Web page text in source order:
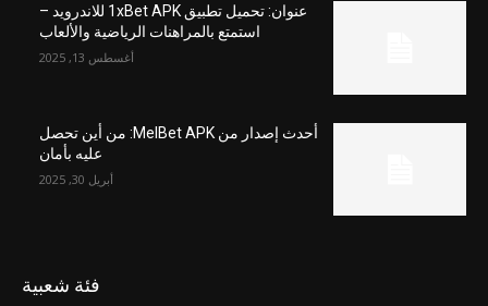
عنوان: تحميل تطبيق 1xBet APK للاندرويد –
استمتع بالمراهنات الرياضية والألعاب
أغسطس 13, 2025
أحدث إصدار من MelBet APK: من أين تحصل
عليه بأمان
أبريل 30, 2025
فئة شعبية